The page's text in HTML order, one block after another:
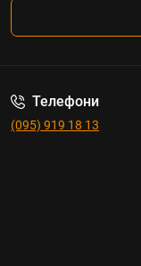
Телефони
(095) 919 18 13